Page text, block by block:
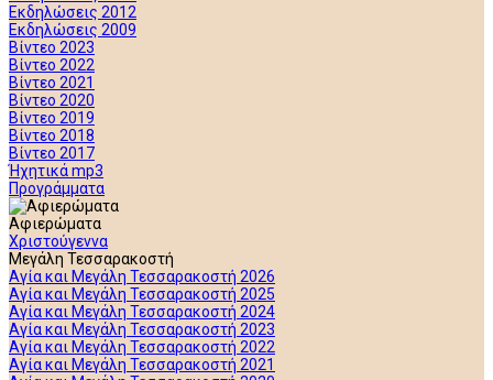
Εκδηλώσεις 2012
Εκδηλώσεις 2009
Βίντεο 2023
Βίντεο 2022
Βίντεο 2021
Βίντεο 2020
Βίντεο 2019
Βίντεο 2018
Βίντεο 2017
Ήχητικά mp3
Προγράμματα
Αφιερώματα
Χριστούγεννα
Μεγάλη Τεσσαρακοστή
Αγία και Μεγάλη Τεσσαρακοστή 2026
Αγία και Μεγάλη Τεσσαρακοστή 2025
Αγία και Μεγάλη Τεσσαρακοστή 2024
Αγία και Μεγάλη Τεσσαρακοστή 2023
Αγία και Μεγάλη Τεσσαρακοστή 2022
Αγία και Μεγάλη Τεσσαρακοστή 2021